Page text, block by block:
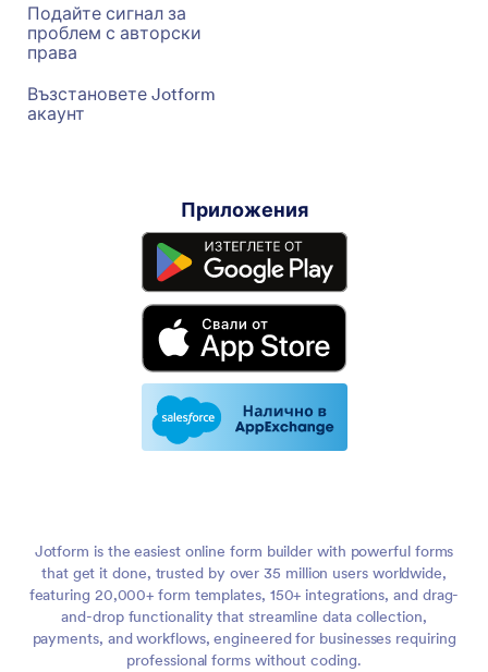
Подайте сигнал за
проблем с авторски
права
Възстановете Jotform
акаунт
Приложения
Jotform is the easiest online form builder with powerful forms
that get it done, trusted by over 35 million users worldwide,
featuring 20,000+ form templates, 150+ integrations, and drag-
and-drop functionality that streamline data collection,
payments, and workflows, engineered for businesses requiring
professional forms without coding.